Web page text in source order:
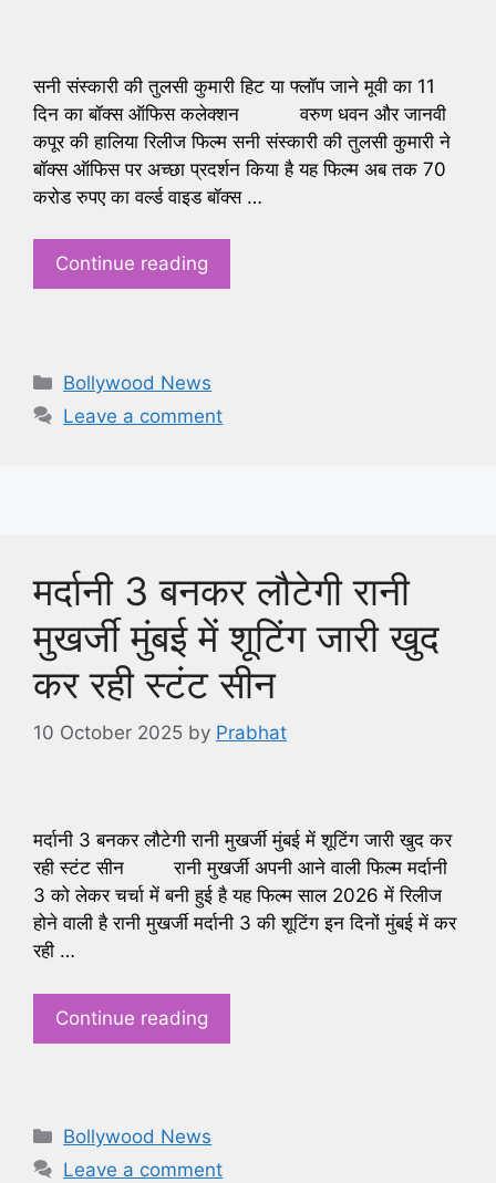
सनी संस्कारी की तुलसी कुमारी हिट या फ्लॉप जाने मूवी का 11
दिन का बॉक्स ऑफिस कलेक्शन वरुण धवन और जानवी
कपूर की हालिया रिलीज फिल्म सनी संस्कारी की तुलसी कुमारी ने
बॉक्स ऑफिस पर अच्छा प्रदर्शन किया है यह फिल्म अब तक 70
करोड रुपए का वर्ल्ड वाइड बॉक्स …
Continue reading
Categories
Bollywood News
Leave a comment
मर्दानी 3 बनकर लौटेगी रानी
मुखर्जी मुंबई में शूटिंग जारी खुद
कर रही स्टंट सीन
10 October 2025 by Prabhat
मर्दानी 3 बनकर लौटेगी रानी मुखर्जी मुंबई में शूटिंग जारी खुद कर
रही स्टंट सीन रानी मुखर्जी अपनी आने वाली फिल्म मर्दानी
3 को लेकर चर्चा में बनी हुई है यह फिल्म साल 2026 में रिलीज
होने वाली है रानी मुखर्जी मर्दानी 3 की शूटिंग इन दिनों मुंबई में कर
रही …
Continue reading
Categories
Bollywood News
Leave a comment